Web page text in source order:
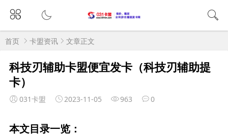
首页 卡盟资讯 文章正文
科技刃辅助卡盟便宜发卡（科技刃辅助提
卡）
031卡盟 2023-11-05 963 0
本文目录一览：